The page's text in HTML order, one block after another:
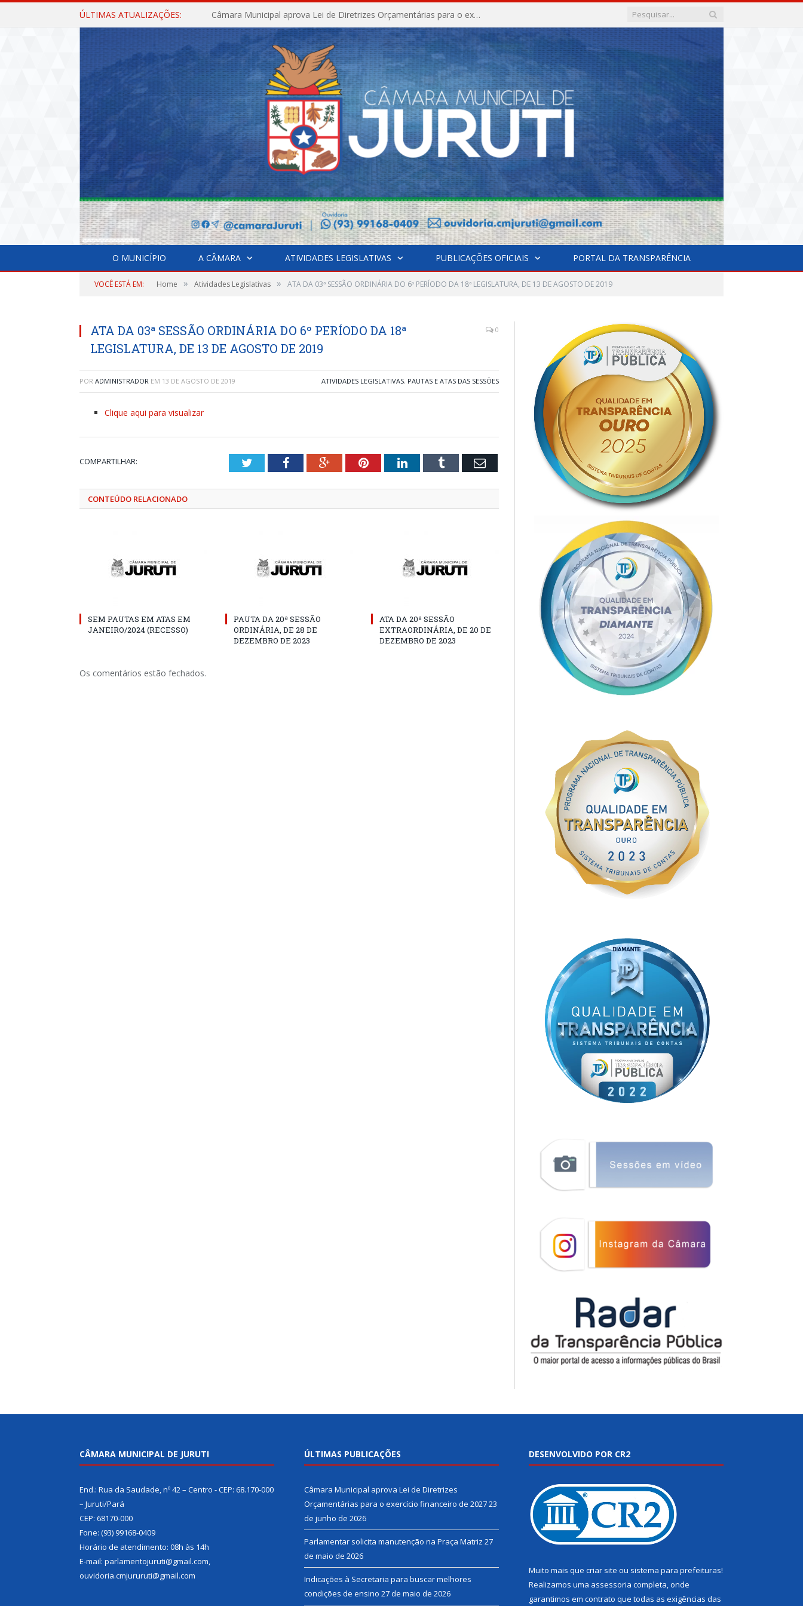
ÚLTIMAS ATUALIZAÇÕES: Câmara Municipal aprova Lei de Diretrizes Orçamentárias para o exercício financeiro de 2027
O MUNICÍPIO A CÂMARA ATIVIDADES LEGISLATIVAS PUBLICAÇÕES OFICIAIS PORTAL DA TRANSPARÊNCIA
VOCÊ ESTÁ EM: Home » Atividades Legislativas » ATA DA 03ª SESSÃO ORDINÁRIA DO 6º PERÍODO DA 18ª LEGISLATURA, DE 13 DE AGOSTO DE 2019
ATA DA 03ª SESSÃO ORDINÁRIA DO 6º PERÍODO DA 18ª
LEGISLATURA, DE 13 DE AGOSTO DE 2019
0
POR ADMINISTRADOR EM 13 DE AGOSTO DE 2019 ATIVIDADES LEGISLATIVAS, PAUTAS E ATAS DAS SESSÕES
Clique aqui para visualizar
COMPARTILHAR: TwitterFacebookGoogle+PinterestLinkedInTumblr Email
CONTEÚDO RELACIONADO
SEM PAUTAS EM ATAS EM
JANEIRO/2024 (RECESSO)
PAUTA DA 20ª SESSÃO
ORDINÁRIA, DE 28 DE
DEZEMBRO DE 2023
ATA DA 20ª SESSÃO
EXTRAORDINÁRIA, DE 20 DE
DEZEMBRO DE 2023
Os comentários estão fechados.
CÂMARA MUNICIPAL DE JURUTI
End.: Rua da Saudade, nº 42 – Centro - CEP: 68.170-000
– Juruti/Pará
CEP: 68170-000
Fone: (93) 99168-0409
Horário de atendimento: 08h às 14h
E-mail: parlamentojuruti@gmail.com,
ouvidoria.cmjururuti@gmail.com
ÚLTIMAS PUBLICAÇÕES
Câmara Municipal aprova Lei de Diretrizes
Orçamentárias para o exercício financeiro de 202723
de junho de 2026
Parlamentar solicita manutenção na Praça Matriz 27
de maio de 2026
Indicações à Secretaria para buscar melhores
condições de ensino 27 de maio de 2026
DESENVOLVIDO POR CR2
Muito mais que criar site ou sistema para prefeituras!
Realizamos uma assessoria completa, onde
garantimos em contrato que todas as exigências das